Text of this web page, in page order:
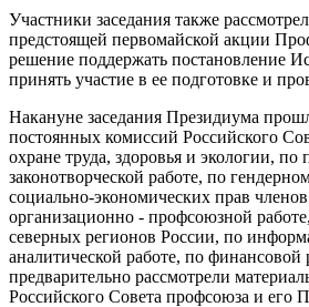
Участники заседания также
предстоящей первомайской акции
решение поддержать постановление
принять участие в ее подготовке и
Накануне заседания Президиума
постоянных комиссий Российского
охране труда, здоровья и экологии, по
законотворческой работе, по
социально-экономических прав
организационно - профсоюзной
северных регионов России, по
аналитической работе, по финансовой
предварительно рассмотрели
Российского Совета профсоюза и его